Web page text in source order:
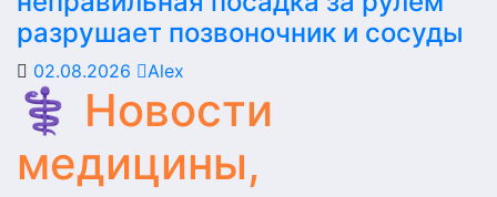
разрушает позвоночник и сосуды
02.08.2026 Alex
⚕️ Новости
медицины,